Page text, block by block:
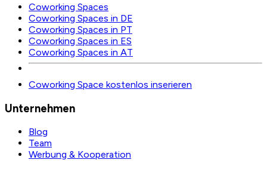
Coworking Spaces
Coworking Spaces in DE
Coworking Spaces in PT
Coworking Spaces in ES
Coworking Spaces in AT
Coworking Space kostenlos inserieren
Unternehmen
Blog
Team
Werbung & Kooperation